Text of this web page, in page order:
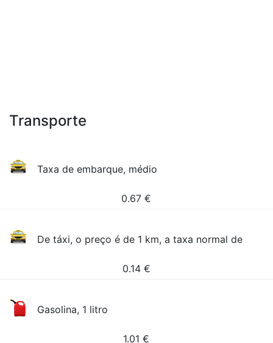
Transporte
Taxa de embarque, médio
0.67 €
De táxi, o preço é de 1 km, a taxa normal de
0.14 €
Gasolina, 1 litro
1.01 €